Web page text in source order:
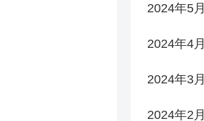
2024年5月
2024年4月
2024年3月
2024年2月